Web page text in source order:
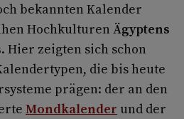
bekannten Kalender
Hochkulturen Ägyptens
. Hier zeigten sich schon
die bis heute
prägen: der an den
Mondkalender und der